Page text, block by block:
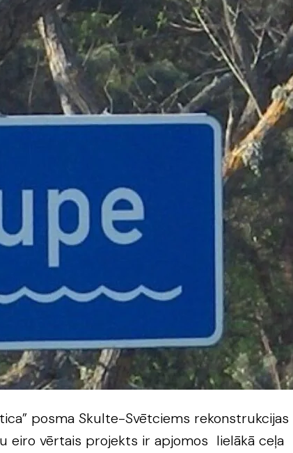
posma Skulte-Svētciems rekonstrukcijas
eiro vērtais projekts ir apjomos lielākā ceļa